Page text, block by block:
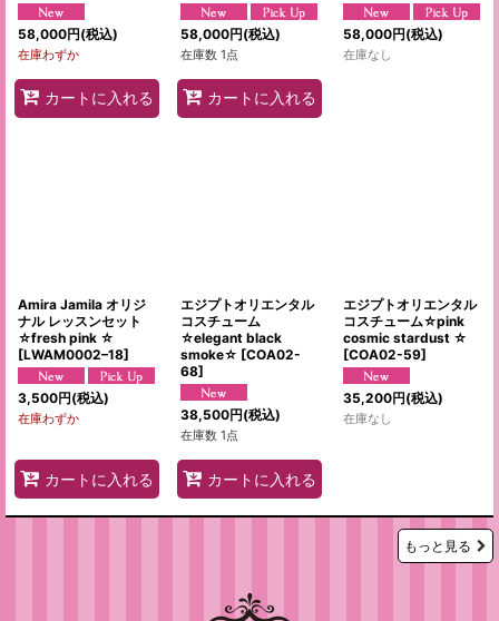
58,000円(税込)
在庫わずか
カートに入れる
58,000円(税込)
在庫数 1点
カートに入れる
58,000円(税込)
在庫なし
Amira Jamila オリジ
ナル レッスンセット
☆fresh pink ☆
[LWAM0002–18]
3,500円(税込)
在庫わずか
カートに入れる
エジプトオリエンタル
コスチューム
☆elegant black
smoke☆ [COA02-
68]
38,500円(税込)
在庫数 1点
カートに入れる
エジプトオリエンタル
コスチューム☆pink
cosmic stardust ☆
[COA02-59]
35,200円(税込)
在庫なし
もっと見る